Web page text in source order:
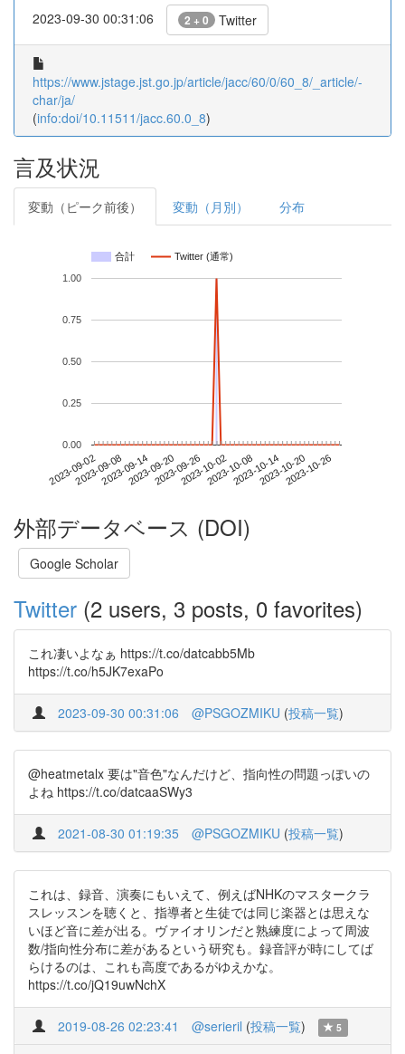
2023-09-30 00:31:06 2 + 0 Twitter
https://www.jstage.jst.go.jp/article/jacc/60/0/60_8/_article/-
char/ja/
(info:doi/10.11511/jacc.60.0_8)
言及状況
変動（ピーク前後） 変動（月別） 分布
合計 Twitter (通常)
2023-09-022023-09-082023-09-142023-09-202023-09-262023-10-022023-10-082023-10-142023-10-202023-10-26
0.00
0.25
0.50
0.75
1.00
外部データベース (DOI)
Google Scholar
Twitter (2 users, 3 posts, 0 favorites)
これ凄いよなぁ https://t.co/datcabb5Mb
https://t.co/h5JK7exaPo
2023-09-30 00:31:06 @PSGOZMIKU (投稿一覧)
@heatmetalx 要は"音色"なんだけど、指向性の問題っぽいの
よね https://t.co/datcaaSWy3
2021-08-30 01:19:35 @PSGOZMIKU (投稿一覧)
これは、録音、演奏にもいえて、例えばNHKのマスタークラ
スレッスンを聴くと、指導者と生徒では同じ楽器とは思えな
いほど音に差が出る。ヴァイオリンだと熟練度によって周波
数/指向性分布に差があるという研究も。録音評が時にしてば
らけるのは、これも高度であるがゆえかな。
https://t.co/jQ19uwNchX
2019-08-26 02:23:41 @serieril (投稿一覧) 5